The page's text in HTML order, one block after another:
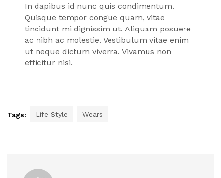
In dapibus id nunc quis condimentum.
Quisque tempor congue quam, vitae
tincidunt mi dignissim ut. Aliquam posuere
ac nibh ac molestie. Vestibulum vitae enim
ut neque dictum viverra. Vivamus non
efficitur nisi.
Tags: Life Style Wears